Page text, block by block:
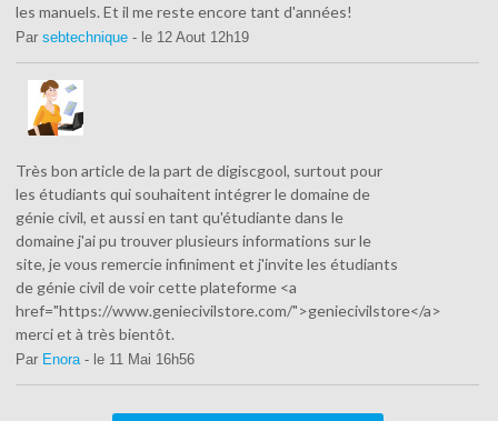
les manuels. Et il me reste encore tant d'années!
Par sebtechnique - le 12 Aout 12h19
Très bon article de la part de digiscgool, surtout pour
les étudiants qui souhaitent intégrer le domaine de
génie civil, et aussi en tant qu'étudiante dans le
domaine j'ai pu trouver plusieurs informations sur le
site, je vous remercie infiniment et j'invite les étudiants
de génie civil de voir cette plateforme <a
href="https://www.geniecivilstore.com/">geniecivilstore</a>
merci et à très bientôt.
Par Enora - le 11 Mai 16h56